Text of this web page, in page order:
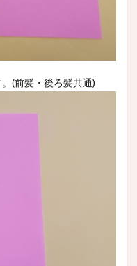
(前髪・後ろ髪共通)